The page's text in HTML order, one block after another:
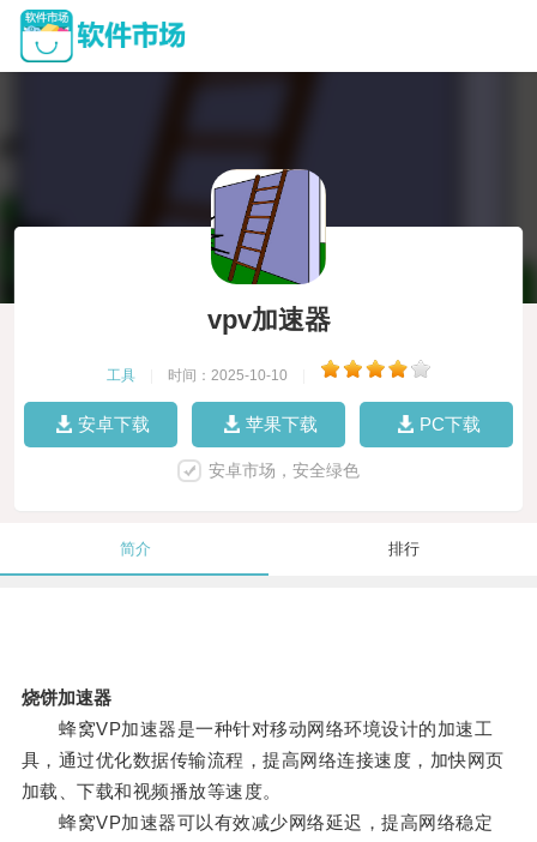
vpv加速器
工具 时间：2025-10-10
安卓下载 苹果下载 PC下载
安卓市场，安全绿色
简介 排行
烧饼加速器
蜂窝VP加速器是一种针对移动网络环境设计的加速工
具，通过优化数据传输流程，提高网络连接速度，加快网页
加载、下载和视频播放等速度。
蜂窝VP加速器可以有效减少网络延迟，提高网络稳定